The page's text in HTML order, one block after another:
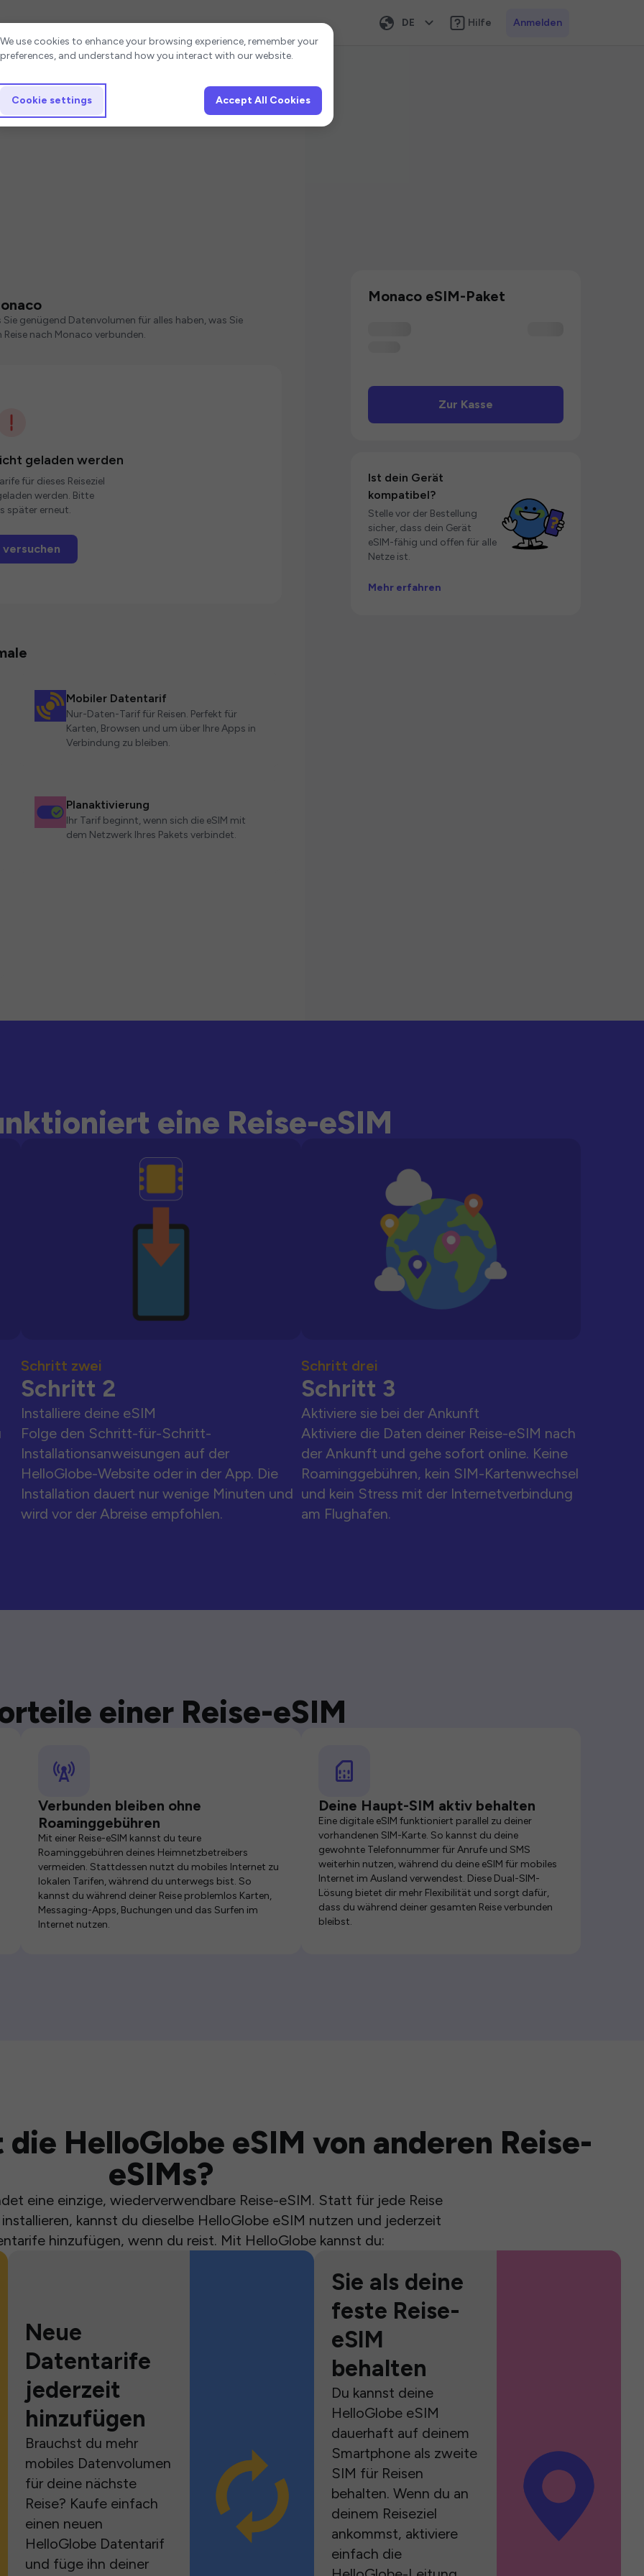
DE Hilfe Anmelden
genügend Datenvolumen für alles haben, was Sie
nach Monaco verbunden.
geladen werden
für dieses Reiseziel
werden. Bitte
später erneut.
Mobiler Datentarif
Nur-Daten-Tarif für Reisen. Perfekt für
Karten, Browsen und um über Ihre Apps in
Verbindung zu bleiben.
Planaktivierung
Ihr Tarif beginnt, wenn sich die eSIM mit
dem Netzwerk Ihres Pakets verbindet.
Monaco eSIM-Paket
Zur Kasse
Ist dein Gerät
kompatibel?
Stelle vor der Bestellung
sicher, dass dein Gerät
eSIM-fähig und offen für alle
Netze ist.
Mehr erfahren
eine Reise-eSIM
Schritt zwei
Schritt 2
Installiere deine eSIM
Folge den Schritt-für-Schritt-
Installationsanweisungen auf der
HelloGlobe-Website oder in der App. Die
Installation dauert nur wenige Minuten und
wird vor der Abreise empfohlen.
Schritt drei
Schritt 3
Aktiviere sie bei der Ankunft
Aktiviere die Daten deiner Reise-eSIM nach
der Ankunft und gehe sofort online. Keine
Roaminggebühren, kein SIM-Kartenwechsel
und kein Stress mit der Internetverbindung
am Flughafen.
einer Reise-eSIM
Verbunden bleiben ohne
Roaminggebühren
Mit einer Reise-eSIM kannst du teure
Roaminggebühren deines Heimnetzbetreibers
vermeiden. Stattdessen nutzt du mobiles Internet zu
lokalen Tarifen, während du unterwegs bist. So
kannst du während deiner Reise problemlos Karten,
Messaging-Apps, Buchungen und das Surfen im
Internet nutzen.
Deine Haupt-SIM aktiv behalten
Eine digitale eSIM funktioniert parallel zu deiner
vorhandenen SIM-Karte. So kannst du deine
gewohnte Telefonnummer für Anrufe und SMS
weiterhin nutzen, während du deine eSIM für mobiles
Internet im Ausland verwendest. Diese Dual-SIM-
Lösung bietet dir mehr Flexibilität und sorgt dafür,
dass du während deiner gesamten Reise verbunden
bleibst.
HelloGlobe eSIM von anderen Reise-
eSIMs?
eine einzige, wiederverwendbare Reise-eSIM. Statt für jede Reise
kannst du dieselbe HelloGlobe eSIM nutzen und jederzeit
hinzufügen, wenn du reist. Mit HelloGlobe kannst du:
Neue
Datentarife
jederzeit
hinzufügen
Brauchst du mehr
mobiles Datenvolumen
für deine nächste
Reise? Kaufe einfach
einen neuen
HelloGlobe Datentarif
und füge ihn deiner
Sie als deine
feste Reise-
eSIM
behalten
Du kannst deine
HelloGlobe eSIM
dauerhaft auf deinem
Smartphone als zweite
SIM für Reisen
behalten. Wenn du an
deinem Reiseziel
ankommst, aktiviere
einfach die
Cookie settings
We use cookies to enhance your browsing experience, remember your
preferences, and understand how you interact with our website.
Cookie settings Accept All Cookies